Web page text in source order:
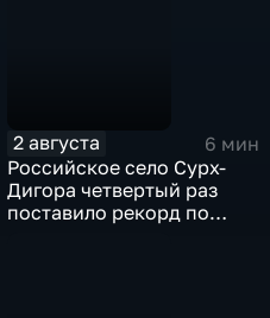
2 августа
6 мин
Российское село Сурх-
Дигора четвертый раз
поставило рекорд по